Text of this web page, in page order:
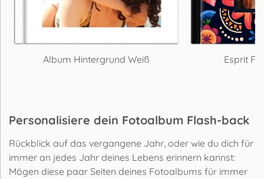
Album Hintergrund Weiß Esprit
Personalisiere dein Fotoalbum Flash-back
Rückblick auf das vergangene Jahr, oder wie du dich für
immer an jedes Jahr deines Lebens erinnern kannst:
Mögen diese paar Seiten deines Fotoalbums für immer